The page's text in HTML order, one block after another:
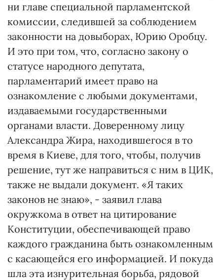
ни главе специальной парламентской
комиссии, следившей за соблюдением
законности на довыборах, Юрию Оробцу.
И это при том, что, согласно закону о
статусе народного депутата,
парламентарий имеет право на
ознакомление с любыми документами,
издаваемыми государственными
органами власти. Доверенному лицу
Александра Жира, находившегося в то
время в Киеве, для того, чтобы, получив
решение, тут же направиться с ним в ЦИК,
также не выдали документ. «Я таких
законов не знаю», - заявил глава
окружкома в ответ на цитирование
Конституции, обеспечивающей право
каждого гражданина быть ознакомленным
с касающейся его информацией. И покуда
шла эта изнурительная борьба, рядовой